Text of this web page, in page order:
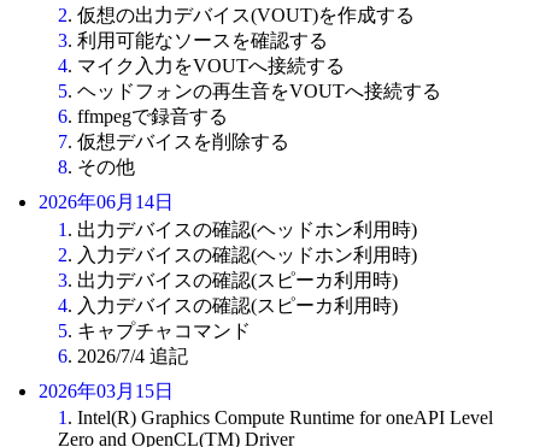
2. 仮想の出力デバイス(VOUT)を作成する
3. 利用可能なソースを確認する
4. マイク入力をVOUTへ接続する
5. ヘッドフォンの再生音をVOUTへ接続する
6. ffmpegで録音する
7. 仮想デバイスを削除する
8. その他
2026年06月14日
1 . 出力デバイスの確認(ヘッドホン利用時)
2. 入力デバイスの確認(ヘッドホン利用時)
3. 出力デバイスの確認(スピーカ利用時)
4. 入力デバイスの確認(スピーカ利用時)
5. キャプチャコマンド
6. 2026/7/4 追記
2026年03月15日
1 . Intel(R) Graphics Compute Runtime for oneAPI Level
Zero and OpenCL(TM) Driver